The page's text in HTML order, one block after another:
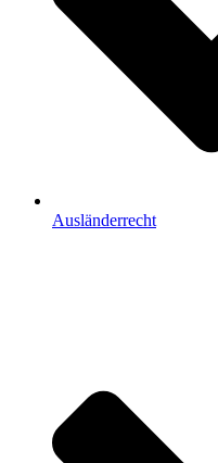
Ausländerrecht